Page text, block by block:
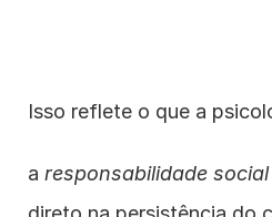
Isso reflete o que a
a responsabilidade social